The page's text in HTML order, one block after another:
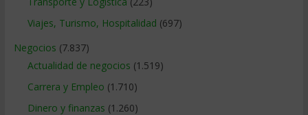
Viajes, Turismo, Hospitalidad (697)
Negocios (7.837)
Actualidad de negocios (1.519)
Carrera y Empleo (1.710)
Dinero y finanzas (1.260)